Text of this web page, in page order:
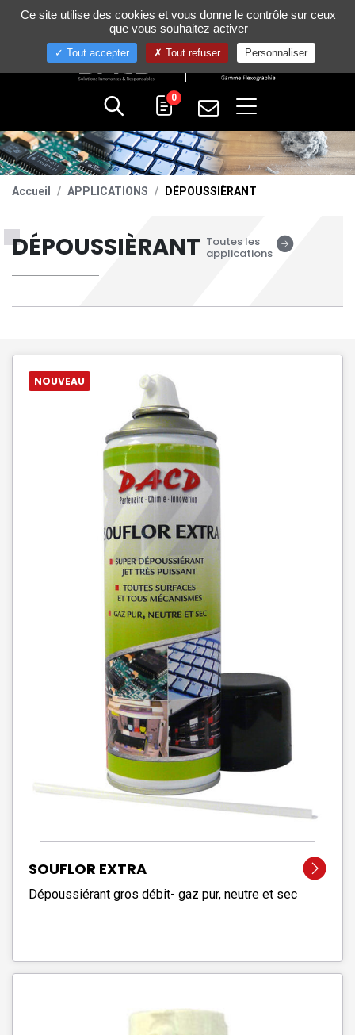
+33 (0)4 75 58 80 10
0
Accueil APPLICATIONS DÉPOUSSIÈRANT
DÉPOUSSIÈRANT Toutes les
applications
NOUVEAU
SOUFLOR EXTRA
Dépoussiérant gros débit- gaz pur, neutre et sec
Gestion de vos préférences sur les cookies
Ce site utilise des cookies et vous donne le contrôle sur ceux
que vous souhaitez activer
Tout accepter Tout refuser Personnaliser